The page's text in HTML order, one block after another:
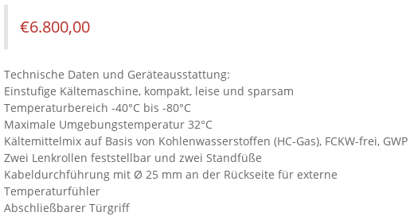
€6.800,00
Technische Daten und Geräteausstattung:
Einstufige Kältemaschine, kompakt, leise und sparsam
Temperaturbereich -40°C bis -80°C
Maximale Umgebungstemperatur 32°C
Kältemittelmix auf Basis von Kohlenwasserstoffen (HC-Gas), FCKW-frei, GWP
Zwei Lenkrollen feststellbar und zwei Standfüße
Kabeldurchführung mit Ø 25 mm an der Rückseite für externe
Temperaturfühler
Abschließbarer Türgriff